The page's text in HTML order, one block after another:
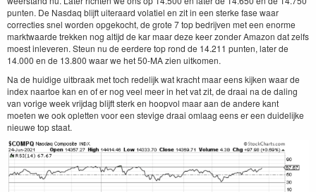
punten. De Nasdaq blijft uiteraard volatiel en zit in een sterke fase waar
correcties snel worden opgekocht, de grote 7 top bedrijven met een enorme
marktwaarde trekken nog altijd de kar maar deze keer zonder Amazon dat zelfs
moest inleveren. Steun nu de eerdere top rond de 14.211 punten, later de
14.000 en de 13.800 waar we het 50-MA zien uitkomen.
Na de huidige uitbraak met toch redelijk wat kracht maar eens kijken waar de
index naartoe kan en of er nog veel meer in het vat zit, de draai na de daling
van vorige week vrijdag blijft sterk en hoopvol maar aan de andere kant
moeten we ook opletten voor een stevige draai omlaag eens er een duidelijke
nieuwe top staat.